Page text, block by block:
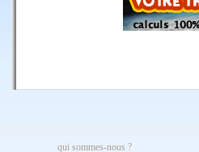
Spécial AQ 7.84 jan.2025
Septembre 2024
qui sommes-nous ?